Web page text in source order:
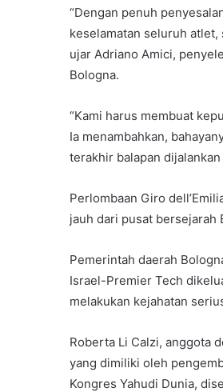
“Dengan penuh
keselamatan seluruh
ujar Adriano Amici,
Bologna.
“Kami harus membuat
Ia menambahkan,
terakhir balapan
Perlombaan Giro
jauh dari pusat bersejarah
Pemerintah daerah
Israel-Premier Tech
melakukan kejahatan
Roberta Li Calzi, anggota
yang dimiliki oleh
Kongres Yahudi Dunia,